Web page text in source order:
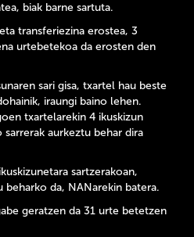
biak barne sartuta.
transferiezina erostea, 3
urtebetekoa da erosten den
sari gisa, txartel hau beste
iraungi baino lehen.
txartelarekin 4 ikuskizun
aurkeztu behar dira
sartzerakoan,
beharko da, NANarekin batera.
geratzen da 31 urte betetzen